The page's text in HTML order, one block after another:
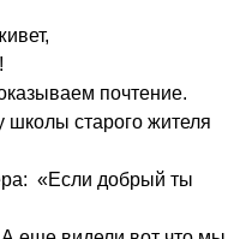
почтение.
школы старого жителя
«Если добрый ты